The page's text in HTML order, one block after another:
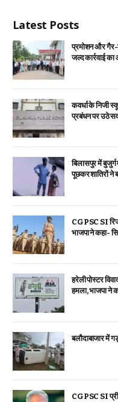
Latest Posts
प्रमोशन और गैर-
जल्द कार्रवाई
कवर्धा के निजी
प्रबंधन पर उठे
बिलासपुर में
पूछकर शातिरों ने
CGPSC SI
भाजपा ने कहा-
हरेली पोस्टर
हमला, भाजपा ने
बलौदाबाजार में
CGPSC SI प्री